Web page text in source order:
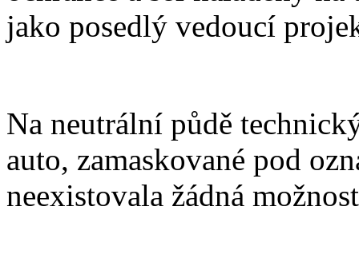
jako posedlý vedoucí
Na neutrální půdě
auto, zamaskované pod
neexistovala žádná